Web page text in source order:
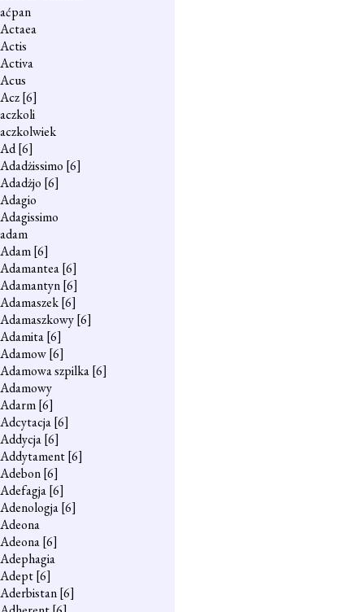
aćpan
Actaea
Actis
Activa
Acus
Acz[6]
aczkoli
aczkolwiek
Ad[6]
Adadżissimo [6]
Adadżjo [6]
Adagio
Adagissimo
adam
Adam[6]
Adamantea[6]
Adamantyn[6]
Adamaszek[6]
Adamaszkowy[6]
Adamita[6]
Adamow[6]
Adamowa szpilka[6]
Adamowy
Adarm[6]
Adcytacja[6]
Addycja[6]
Addytament[6]
Adebon[6]
Adefagja[6]
Adenologja[6]
Adeona
Adeona[6]
Adephagia
Adept[6]
Aderbistan[6]